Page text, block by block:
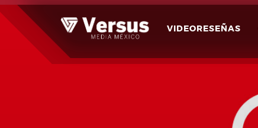
Skip
to
content
VIDEORESEÑAS